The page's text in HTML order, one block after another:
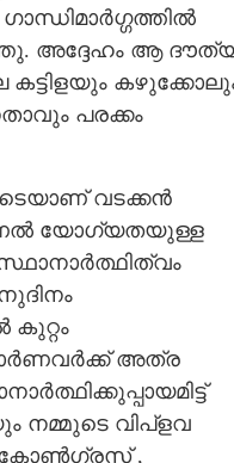
അദ്ദേഹം ആ
കട്ടിളയും
പരക്കം
വടക്കൻ
യോഗ്യതയുള്ള
കുറ്റം
കാർണവർക്ക് അത്ര
നമ്മുടെ വിപ്ളവ
കോൺഗ്രസ് ,